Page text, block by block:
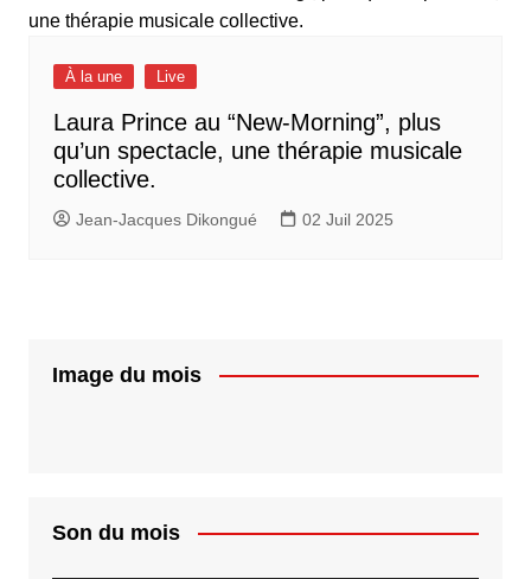
À la une Live
Laura Prince au “New-Morning”, plus
qu’un spectacle, une thérapie musicale
collective.
Jean-Jacques Dikongué 02 Juil 2025
Image du mois
Son du mois